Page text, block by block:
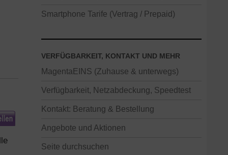
Smartphone Tarife (Vertrag / Prepaid)
VERFÜGBARKEIT, KONTAKT UND MEHR
MagentaEINS (Zuhause & unterwegs)
Verfügbarkeit, Netzabdeckung, Speedtest
Kontakt: Beratung & Bestellung
Angebote und Aktionen
Seite durchsuchen